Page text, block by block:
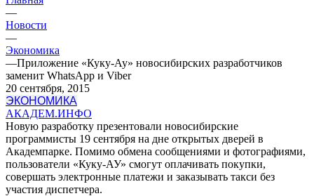
—
Новости
—
Экономика
—Приложение «Куку-Ау» новосибирских разработчиков
заменит WhatsApp и Viber
20 сентября, 2015
ЭКОНОМИКА
АКАДЕМ.ИНФО
Новую разработку презентовали новосибирские
программисты 19 сентября на дне открытых дверей в
Академпарке. Помимо обмена сообщениями и фотографиями,
пользователи «Куку-АУ» смогут оплачивать покупки,
совершать электронные платежи и заказывать такси без
участия диспетчера.